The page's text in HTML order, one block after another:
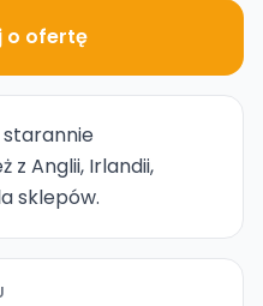
o ofertę
starannie
z Anglii, Irlandii,
sklepów.